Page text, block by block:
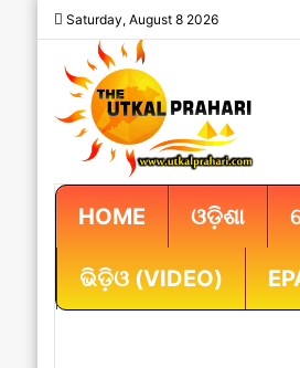
Saturday, August 8 2026
HOME ଓଡ଼ିଶା
ଭିଡ଼ିଓ (VIDEO)